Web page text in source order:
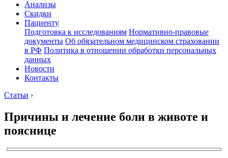
Анализы
Скидки
Пациенту
Подготовка к исследованиям Нормативно-правовые
документы Об обязательном медицинском страховании
в РФ Политика в отношении обработки персональных
данных
Новости
Контакты
Статьи ›
Причины и лечение боли в животе и
пояснице